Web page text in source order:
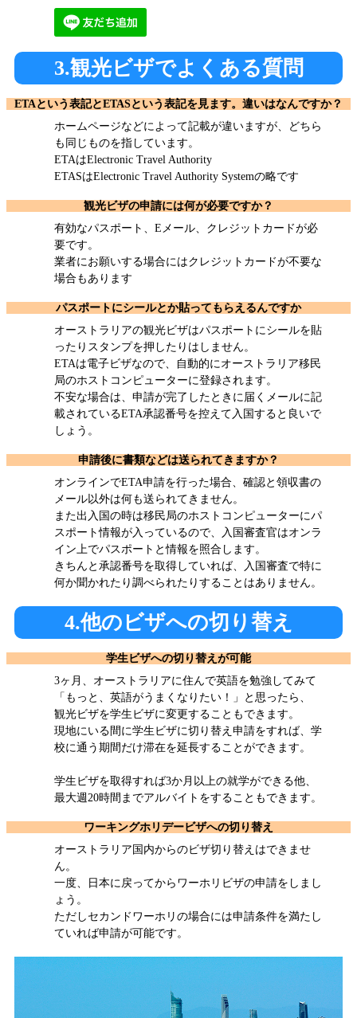
3.観光ビザでよくある質問
ETAという表記とETASという表記を見ます。違いはなんですか？
ホームページなどによって記載が違いますが、どちら
も同じものを指しています。
ETAはElectronic Travel Authority
ETASはElectronic Travel Authority Systemの略です
観光ビザの申請には何が必要ですか？
有効なパスポート、Eメール、クレジットカードが必
要です。
業者にお願いする場合にはクレジットカードが不要な
場合もあります
パスポートにシールとか貼ってもらえるんですか
オーストラリアの観光ビザはパスポートにシールを貼
ったりスタンプを押したりはしません。
ETAは電子ビザなので、自動的にオーストラリア移民
局のホストコンピューターに登録されます。
不安な場合は、申請が完了したときに届くメールに記
載されているETA承認番号を控えて入国すると良いで
しょう。
申請後に書類などは送られてきますか？
オンラインでETA申請を行った場合、確認と領収書の
メール以外は何も送られてきません。
また出入国の時は移民局のホストコンピューターにパ
スポート情報が入っているので、入国審査官はオンラ
イン上でパスポートと情報を照合します。
きちんと承認番号を取得していれば、入国審査で特に
何か聞かれたり調べられたりすることはありません。
4.他のビザへの切り替え
学生ビザへの切り替えが可能
3ヶ月、オーストラリアに住んで英語を勉強してみて
「もっと、英語がうまくなりたい！」と思ったら、
観光ビザを学生ビザに変更することもできます。
現地にいる間に学生ビザに切り替え申請をすれば、学
校に通う期間だけ滞在を延長することができます。
学生ビザを取得すれば3か月以上の就学ができる他、
最大週20時間までアルバイトをすることもできます。
ワーキングホリデービザへの切り替え
オーストラリア国内からのビザ切り替えはできませ
ん。
一度、日本に戻ってからワーホリビザの申請をしまし
ょう。
ただしセカンドワーホリの場合には申請条件を満たし
ていれば申請が可能です。